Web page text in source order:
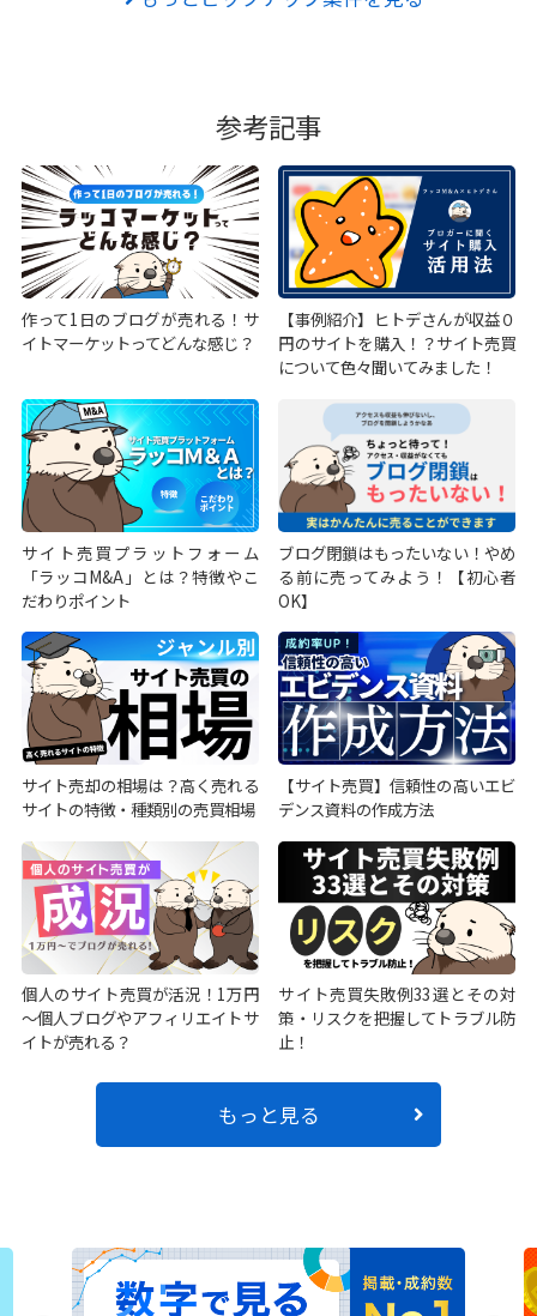
参考記事
作って1日のブログが売れる！サ
イトマーケットってどんな感じ？
【事例紹介】ヒトデさんが収益０
円のサイトを購入！？サイト売買
について色々聞いてみました！
サイト売買プラットフォーム
「ラッコM&A」とは？特徴やこ
だわりポイント
ブログ閉鎖はもったいない！やめ
る前に売ってみよう！【初心者
OK】
サイト売却の相場は？高く売れる
サイトの特徴・種類別の売買相場
【サイト売買】信頼性の高いエビ
デンス資料の作成方法
個人のサイト売買が活況！1万円
～個人ブログやアフィリエイトサ
イトが売れる？
サイト売買失敗例33選とその対
策・リスクを把握してトラブル防
止！
もっと見る